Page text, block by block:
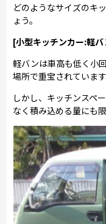
どのようなサイズのキ
ょう。
[小型キッチンカー:軽
軽バンは車高も低く小
場所で重宝されています
しかし、キッチンスペ
なく積み込める量にも